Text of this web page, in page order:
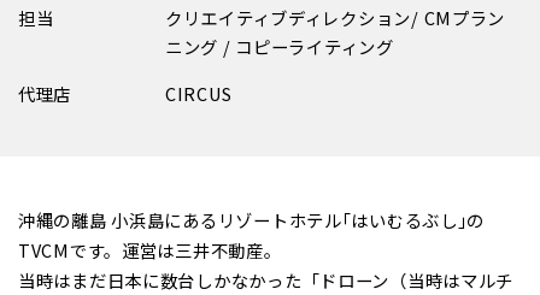
担当
クリエイティブディレクション/ CMプラン
ニング / コピーライティング
代理店
CIRCUS
沖縄の離島 小浜島にあるリゾートホテル｢はいむるぶし｣の
TVCMです。運営は三井不動産。
当時はまだ日本に数台しかなかった「ドローン（当時はマルチ